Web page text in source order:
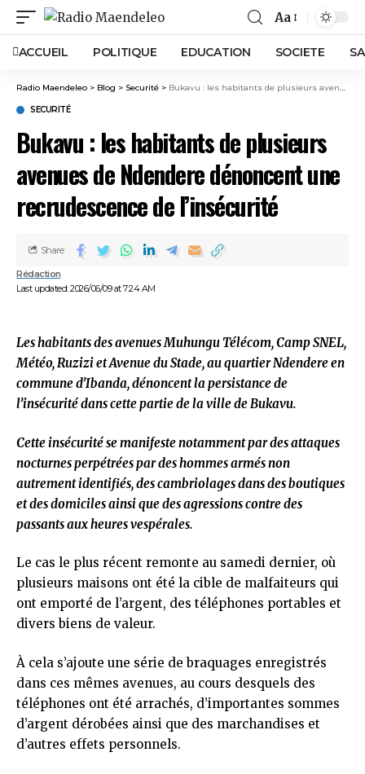
Aa
ACCUEIL POLITIQUE EDUCATION SOCIETE
Radio Maendeleo > Blog > Securité > Bukavu : les habitants de plusieurs avenues de Ndendere dénoncent une recrudescence de l’insécurité
SECURITÉ
Bukavu : les habitants de plusieurs
avenues de Ndendere dénoncent une
recrudescence de l’insécurité
Last updated: 2026/06/09 at 7:24 AM
Rédaction
Share
Les habitants des avenues Muhungu Télécom, Camp SNEL,
Météo, Ruzizi et Avenue du Stade, au quartier Ndendere en
commune d’Ibanda, dénoncent la persistance de
l’insécurité dans cette partie de la ville de Bukavu.
Cette insécurité se manifeste notamment par des attaques
nocturnes perpétrées par des hommes armés non
autrement identifiés, des cambriolages dans des boutiques
et des domiciles ainsi que des agressions contre des
passants aux heures vespérales.
Le cas le plus récent remonte au samedi dernier, où
plusieurs maisons ont été la cible de malfaiteurs qui
ont emporté de l’argent, des téléphones portables et
divers biens de valeur.
À cela s’ajoute une série de braquages enregistrés
dans ces mêmes avenues, au cours desquels des
téléphones ont été arrachés, d’importantes sommes
d’argent dérobées ainsi que des marchandises et
d’autres effets personnels.